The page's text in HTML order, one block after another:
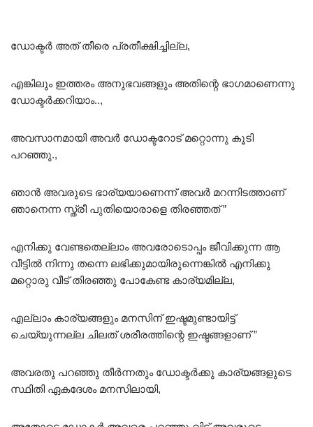
ഡോക്ടർ അത് തീരെ പ്രതീക്ഷിച്ചില്ല,
എങ്കിലും ഇത്തരം അനുഭവങ്ങളും അതിന്റെ ഭാഗമാണെന്നു
ഡോക്ടർക്കറിയാം..,
അവസാനമായി അവർ ഡോക്ടറോട് മറ്റൊന്നു കൂടി
പറഞ്ഞു.,
ഞാൻ അവരുടെ ഭാര്യയാണെന്ന് അവർ മറന്നിടത്താണ്
ഞാനെന്ന സ്ത്രീ പുതിയൊരാളെ തിരഞ്ഞത് ”
എനിക്കു വേണ്ടതെല്ലാം അവരോടൊപ്പം ജീവിക്കുന്ന ആ
വീട്ടിൽ നിന്നു തന്നെ ലഭിക്കുമായിരുന്നെങ്കിൽ എനിക്കു
മറ്റൊരു വീട് തിരഞ്ഞു പോകേണ്ട കാര്യമില്ല,
എല്ലാം കാര്യങ്ങളും മനസിന് ഇഷ്ടമുണ്ടായിട്ട്
ചെയ്യുന്നല്ല ചിലത് ശരീരത്തിന്റെ ഇഷ്ടങ്ങളാണ് ”
അവരതു പറഞ്ഞു തീർന്നതും ഡോക്ടർക്കു കാര്യങ്ങളുടെ
സ്ഥിതി ഏകദേശം മനസിലായി,